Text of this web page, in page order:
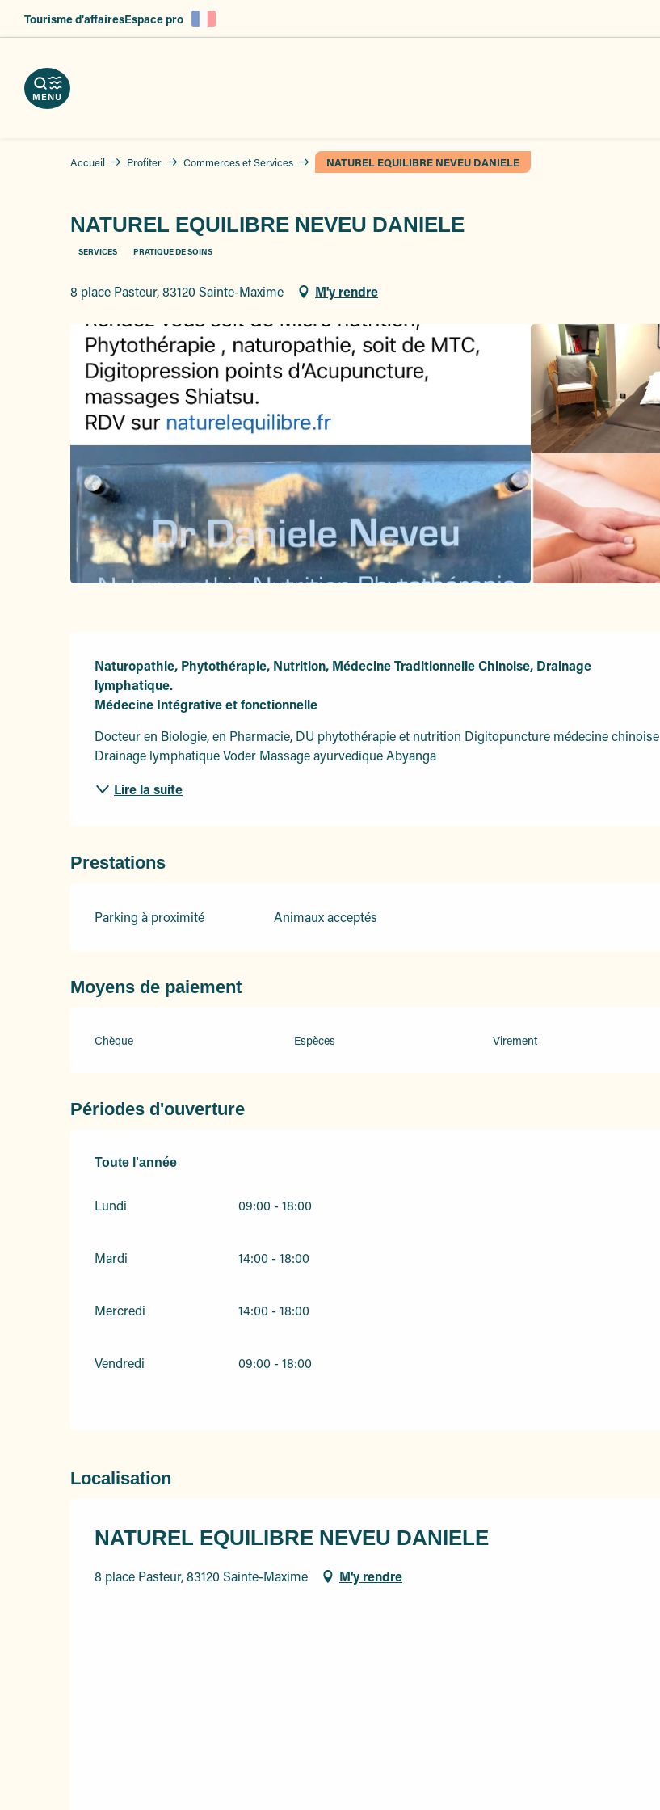
principal
Tourisme d'affairesEspace pro
MENU
Accueil Profiter Commerces et Services NATUREL EQUILIBRE NEVEU DANIELE
NATUREL EQUILIBRE NEVEU DANIELE
SERVICES PRATIQUE DE SOINS
8 place Pasteur, 83120 Sainte-Maxime M'y rendre
Naturopathie, Phytothérapie, Nutrition, Médecine Traditionnelle Chinoise, Drainage
lymphatique.
Médecine Intégrative et fonctionnelle
Docteur en Biologie, en Pharmacie, DU phytothérapie et nutrition Digitopuncture médecine chinoise
Drainage lymphatique Voder Massage ayurvedique Abyanga
Lire la suite
Prestations
Parking à proximité Animaux acceptés
Moyens de paiement
Chèque Espèces Virement
Périodes d'ouverture
Toute l'année
Toute l'année
Lundi 09:00 - 18:00
Mardi 14:00 - 18:00
Mercredi 14:00 - 18:00
Vendredi 09:00 - 18:00
Localisation
NATUREL EQUILIBRE NEVEU DANIELE
8 place Pasteur, 83120 Sainte-Maxime M'y rendre